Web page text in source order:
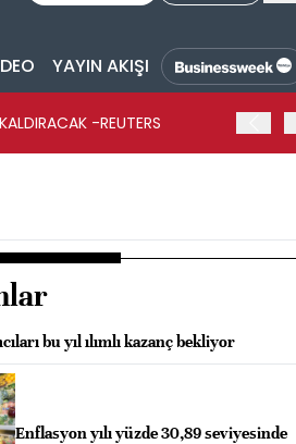
YAYIN AKIŞI
-REUTERS
bu yıl ılımlı kazanç bekliyor
Enflasyon yılı yüzde 30,89 seviyesinde